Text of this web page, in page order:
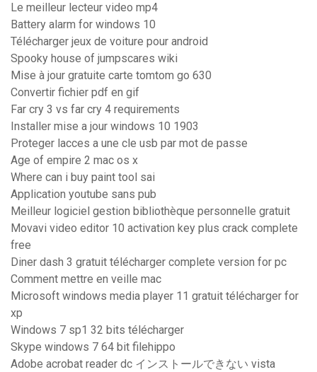
Le meilleur lecteur video mp4
Battery alarm for windows 10
Télécharger jeux de voiture pour android
Spooky house of jumpscares wiki
Mise à jour gratuite carte tomtom go 630
Convertir fichier pdf en gif
Far cry 3 vs far cry 4 requirements
Installer mise a jour windows 10 1903
Proteger lacces a une cle usb par mot de passe
Age of empire 2 mac os x
Where can i buy paint tool sai
Application youtube sans pub
Meilleur logiciel gestion bibliothèque personnelle gratuit
Movavi video editor 10 activation key plus crack complete
free
Diner dash 3 gratuit télécharger complete version for pc
Comment mettre en veille mac
Microsoft windows media player 11 gratuit télécharger for
xp
Windows 7 sp1 32 bits télécharger
Skype windows 7 64 bit filehippo
Adobe acrobat reader dc インストールできない vista